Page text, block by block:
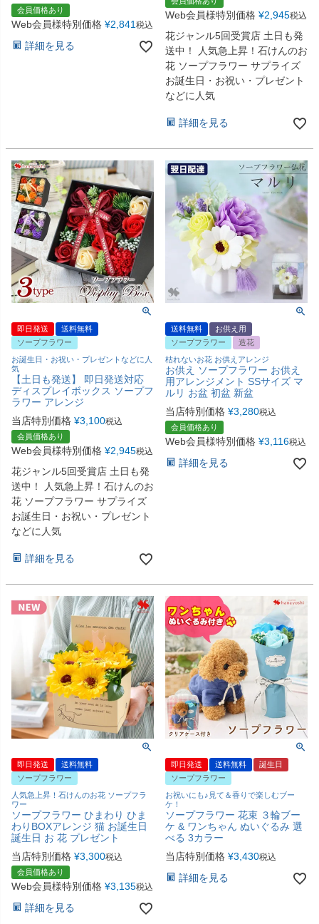
会員価格あり
Web会員様特別価格 ¥2,841 税込
詳細を見る
Web会員様特別価格 ¥2,945税込
花ジャンル5回受賞店 土日も発
送中！ 人気急上昇！石けんのお
花 ソープフラワー サプライズ
お誕生日・お祝い・プレゼント
などに人気
詳細を見る
即日発送
送料無料
ソープフラワー
お誕生日・お祝い・プレゼントなどに人
気
【土日も発送】 即日発送対応
ディスプレイボックス ソープフ
ラワー アレンジ
当店特別価格 ¥3,100税込
会員価格あり
Web会員様特別価格 ¥2,945税込
花ジャンル5回受賞店 土日も発
送中！ 人気急上昇！石けんのお
花 ソープフラワー サプライズ
お誕生日・お祝い・プレゼント
などに人気
詳細を見る
送料無料
お供え用
ソープフラワー
造花
枯れないお花 お供えアレンジ
お供え ソープフラワー お供え
用アレンジメント SSサイズ マ
ルリ お盆 初盆 新盆
当店特別価格 ¥3,280税込
会員価格あり
Web会員様特別価格 ¥3,116税込
詳細を見る
即日発送
送料無料
ソープフラワー
人気急上昇！石けんのお花 ソープフラ
ワー
ソープフラワー ひまわり ひま
わりBOXアレンジ 猫 お誕生日
誕生日 お 花 プレゼント
当店特別価格 ¥3,300税込
会員価格あり
Web会員様特別価格 ¥3,135税込
詳細を見る
即日発送 送料無料
誕生日
ソープフラワー
お祝いにも♪見て＆香りで楽しむブー
ケ！
ソープフラワー 花束 ３輪ブー
ケ & ワンちゃん ぬいぐるみ 選
べる 3カラー
当店特別価格 ¥3,430税込
詳細を見る